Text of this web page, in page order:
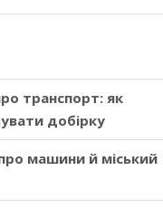
транспорт: як
добірку
машини й міський